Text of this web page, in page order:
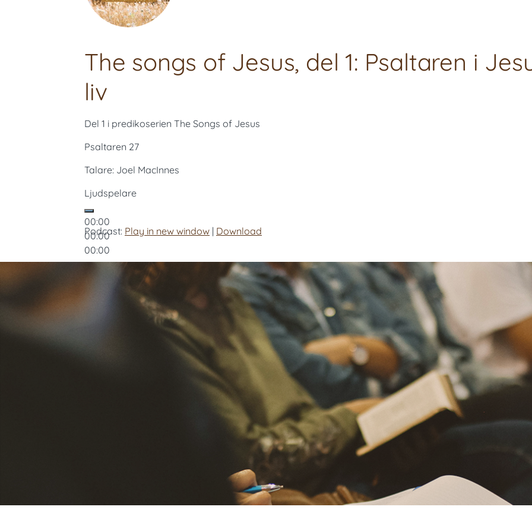
The songs of Jesus, del 1: Psaltaren i
liv
Del 1 i predikoserien The Songs of Jesus
Psaltaren 27
Talare: Joel MacInnes
Ljudspelare
00:00
00:00
00:00
Använd upp/ner-piltangenterna för att höja eller sänka volymen.
Podcast: Play in new window | Download